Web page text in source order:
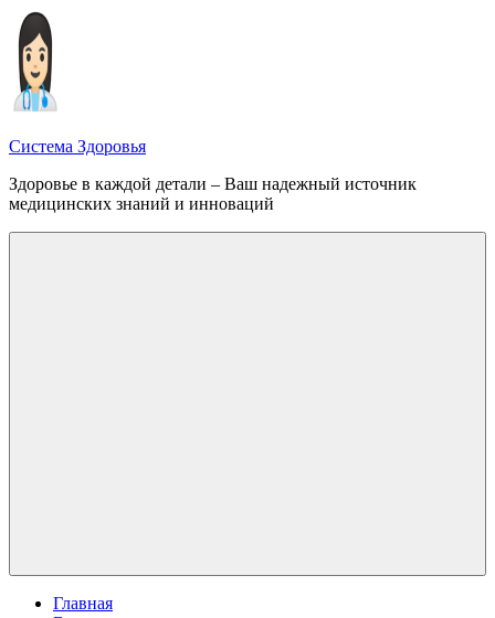
Перейти
содержимому
Система Здоровья
Здоровье в каждой детали – Ваш надежный источник
медицинских знаний и инноваций
Главная